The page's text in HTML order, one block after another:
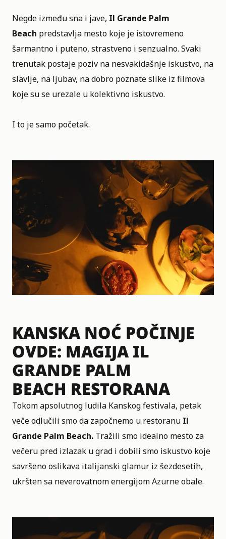
Negde između sna i jave, Il Grande Palm
Beach predstavlja mesto koje je istovremeno
šarmantno i puteno, strastveno i senzualno. Svaki
trenutak postaje poziv na nesvakidašnje iskustvo, na
slavlje, na ljubav, na dobro poznate slike iz filmova
koje su se urezale u kolektivno iskustvo.
I to je samo početak.
KANSKA NOĆ POČINJE
OVDE: MAGIJA IL
GRANDE PALM
BEACH RESTORANA
Tokom apsolutnog ludila Kanskog festivala, petak
veče odlučili smo da započnemo u restoranu Il
Grande Palm Beach. Tražili smo idealno mesto za
večeru pred izlazak u grad i dobili smo iskustvo koje
savršeno oslikava italijanski glamur iz šezdesetih,
ukršten sa neverovatnom energijom Azurne obale.